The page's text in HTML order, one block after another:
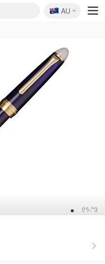
🇦🇺
AU
1 2 3 4 5
06-23